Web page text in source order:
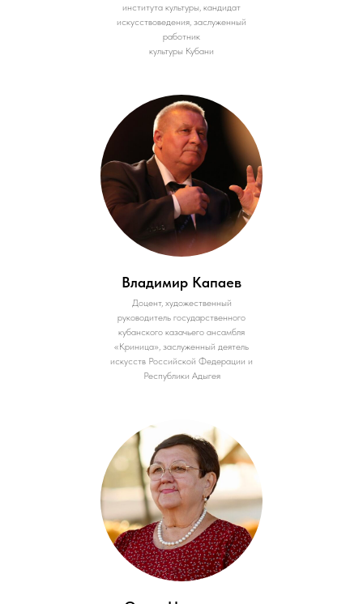
института культуры, кандидат
искусствоведения, заслуженный
работник
культуры Кубани
Владимир Капаев
Доцент, художественный
руководитель государственного
кубанского казачьего ансамбля
«Криница», заслуженный деятель
искусств Российской Федерации и
Республики Адыгея